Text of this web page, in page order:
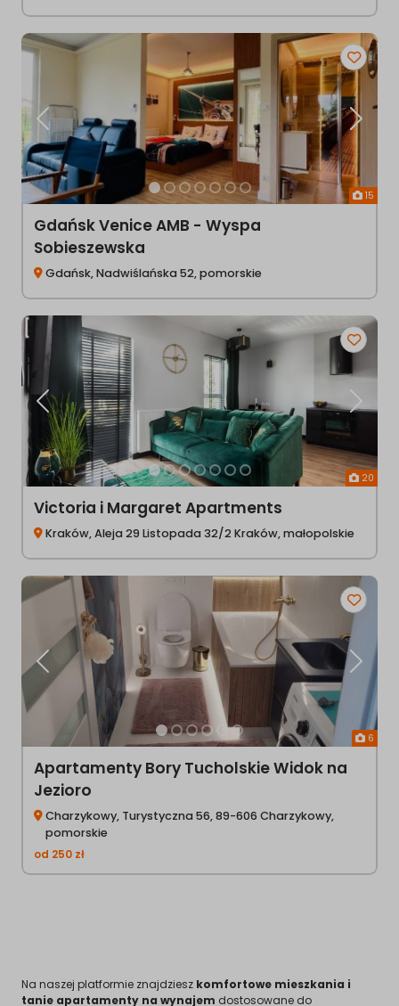
15
Poprzednia
Gdańsk Venice AMB - Wyspa
Sobieszewska
Gdańsk, Nadwiślańska 52, pomorskie
20
Poprzednia
Victoria i Margaret Apartments
Kraków, Aleja 29 Listopada 32/2 Kraków, małopolskie
6
Poprzednia
Apartamenty Bory Tucholskie Widok na
Jezioro
Charzykowy, Turystyczna 56, 89-606 Charzykowy,
pomorskie
od 250 zł
Na naszej platformie znajdziesz komfortowe mieszkania i
tanie apartamenty na wynajem dostosowane do